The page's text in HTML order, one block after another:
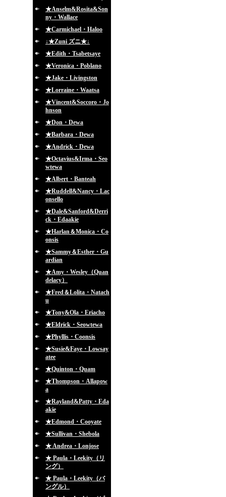
★Anselm&Rosita&Son
ny・Wallace
★Carmichael・Haloo
↓★Zuni ズニ★↓
★Edith・Tsabetsaye
★Veronica・Poblano
★Jake・Livingston
★Lorraine・Waatsa
★Vincent&Soccoro・Jo
hnson
★Don・Dewa
★Barbara・Dewa
★Andrick・Dewa
★Octavius&Irma・Seo
wtewa
★Albert・Banteah
★Ruddell&Nancy・Lac
onsello
★Dale&Sanford&Derri
ck・Edaakie
★Harlan＆Monica・Co
onsis
★Sammy＆Esther・Gu
ardian
★Amy・Wesley（Quan
delacy）
★Fred＆Lolita・Natach
u
★Tony&Ola・Eriacho
★Eldrick・Seowtewa
★Phyllis・Coonsis
★Susie&Faye・Lowsay
atee
★Quinton・Quam
★Thompson・Allapow
a
★Rayland&Patty・Eda
akie
★Edmond・Cooyate
★Sullivan・Shebola
★ Andrea・Lonjose
★ Paula・Leekity（リ
ング）
★ Paula・Leekity（バ
ングル）